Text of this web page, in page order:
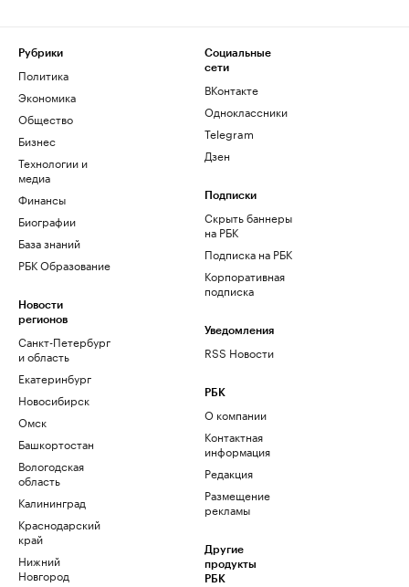
Рубрики
Политика
Экономика
Общество
Бизнес
Технологии и
медиа
Финансы
Биографии
База знаний
РБК Образование
Новости
регионов
Санкт-Петербург
и область
Екатеринбург
Новосибирск
Омск
Башкортостан
Вологодская
область
Калининград
Краснодарский
край
Нижний
Новгород
Социальные
сети
ВКонтакте
Одноклассники
Telegram
Дзен
Подписки
Скрыть баннеры
на РБК
Подписка на РБК
Корпоративная
подписка
Уведомления
RSS Новости
РБК
О компании
Контактная
информация
Редакция
Размещение
рекламы
Другие
продукты
РБК